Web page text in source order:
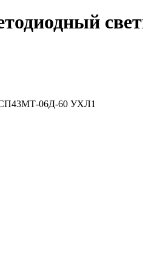
06Д-60 УХЛ1